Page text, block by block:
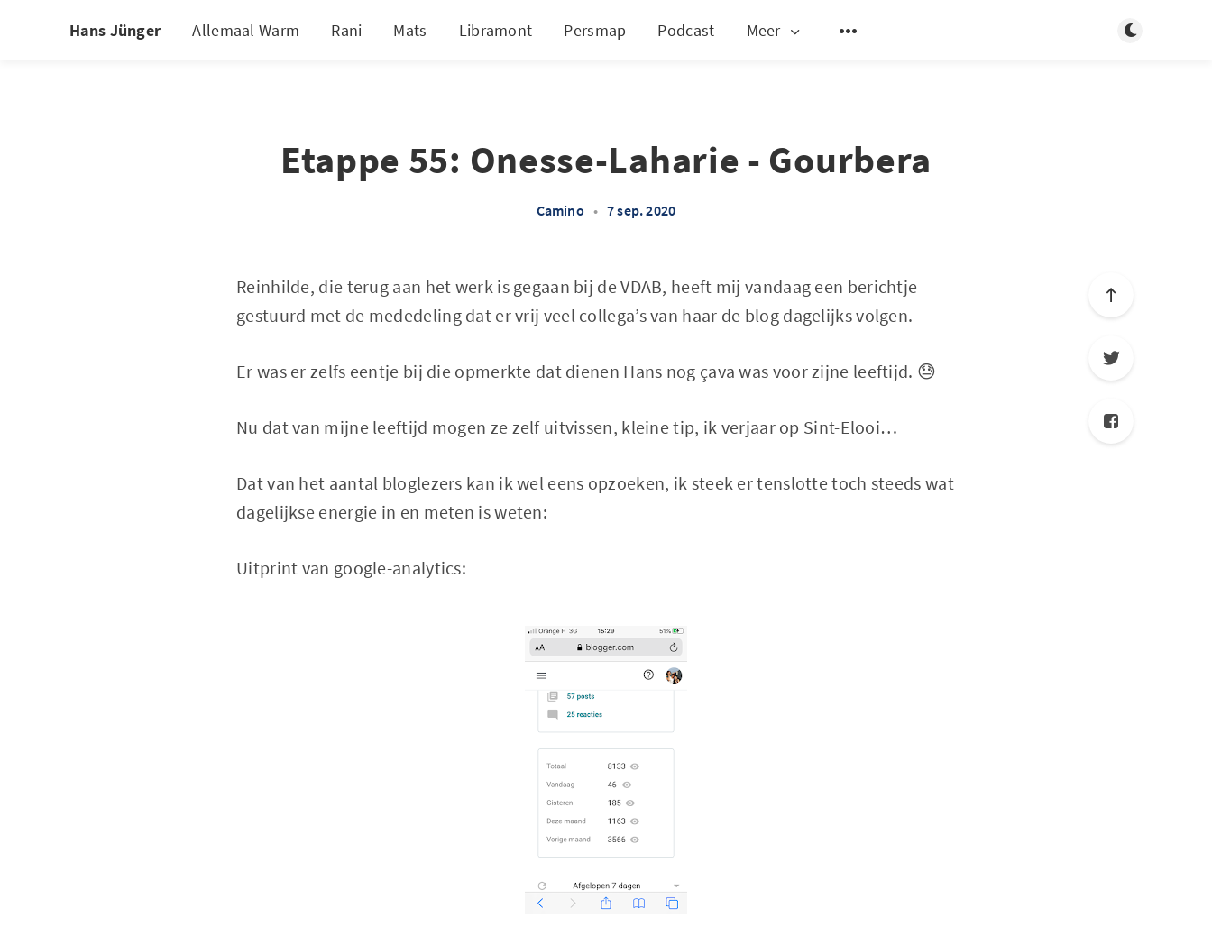
Hans Jünger Allemaal Warm Rani Mats Libramont Persmap Podcast Meer Schakel van
Etappe 55: Onesse-Laharie - Gourbera
Camino • 7 sep. 2020
Reinhilde, die terug aan het werk is gegaan bij de VDAB, heeft mij vandaag een berichtje
gestuurd met de mededeling dat er vrij veel collega’s van haar de blog dagelijks volgen.
Er was er zelfs eentje bij die opmerkte dat dienen Hans nog çava was voor zijne leeftijd. 😓
Nu dat van mijne leeftijd mogen ze zelf uitvissen, kleine tip, ik verjaar op Sint-Elooi…
Dat van het aantal bloglezers kan ik wel eens opzoeken, ik steek er tenslotte toch steeds wat
dagelijkse energie in en meten is weten:
Uitprint van google-analytics: